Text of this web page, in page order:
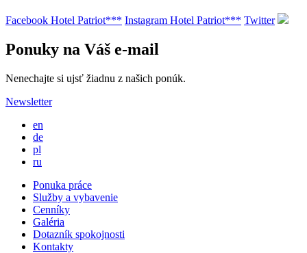
Facebook Hotel Patriot*** Instagram Hotel Patriot*** Twitter
Ponuky na Váš e-mail
Nenechajte si ujsť žiadnu z našich ponúk.
Newsletter
en
de
pl
ru
Ponuka práce
Služby a vybavenie
Cenníky
Galéria
Dotazník spokojnosti
Kontakty